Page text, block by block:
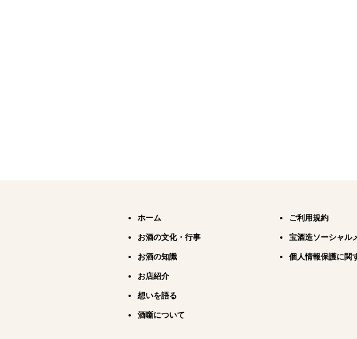
ホーム
お酒の文化・行事
お酒の知識
お店紹介
想いを語る
酒噺について
ご利用規約
宝酒造ソーシャル
個人情報保護に関